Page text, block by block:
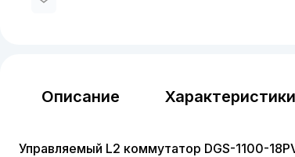
Описание Характеристики
Управляемый L2 коммутатор DGS-1100-